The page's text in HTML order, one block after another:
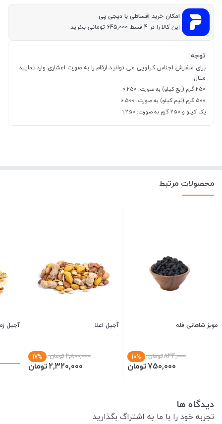
امکان خرید اقساطی با دیجی پی
این کالا را در 4 قسط 645,000 تومانی بخرید
توجه
برای سفارش اجناس کیلویی می توانید ارقام را به صورت اعشاری وارد نمایید.
مثال:
250 گرم (ربع کیلو) به صورت: 0.250
500 گرم (نیم کیلو) به صورت: 0.500
یک کیلو و 250 گرم به صورت: 1.250
محصولات مرتبط
مویز شاهانی فله
834,000تومان 10%
750,000تومان
آجیل اعلا
2,800,000تومان 17%
2,320,000تومان
آجیل
دیدگاه ها
تجربه خود را با ما به اشتراگ بگذارید